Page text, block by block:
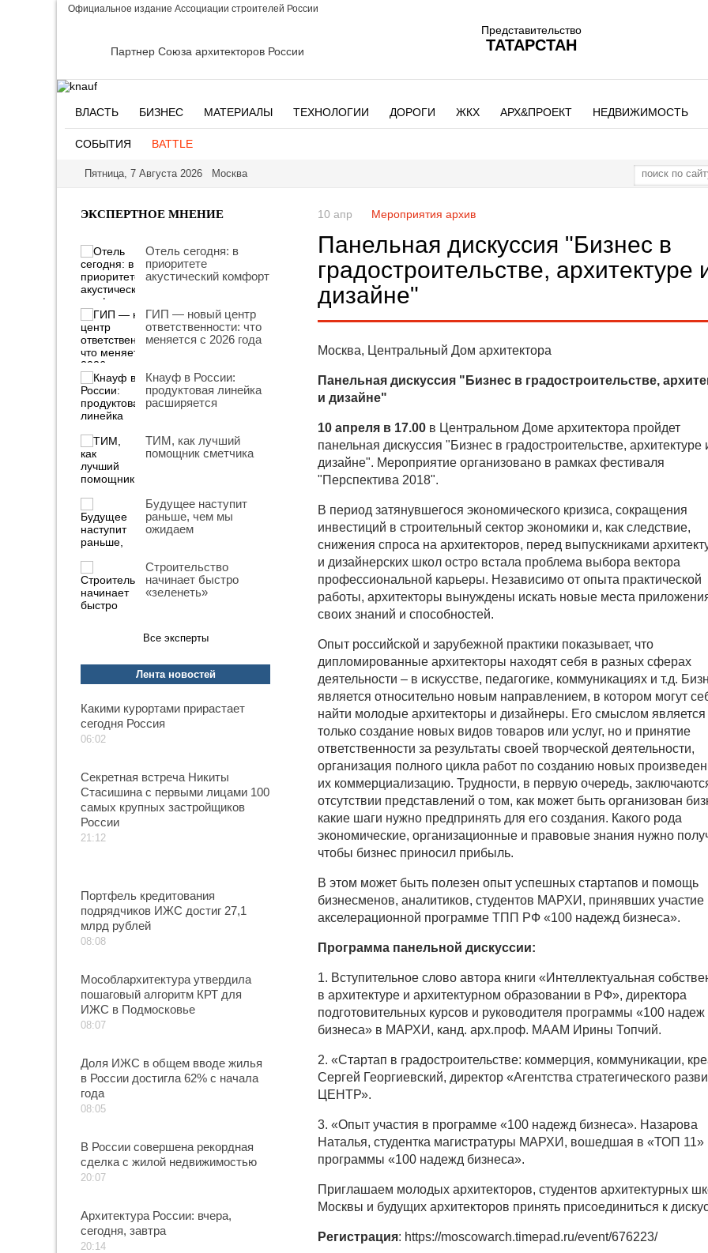
Официальное издание Ассоциации строителей России
Партнер Союза архитекторов России
Представительство
ТАТАРСТАН
ВЛАСТЬ БИЗНЕС МАТЕРИАЛЫ ТЕХНОЛОГИИ ДОРОГИ ЖКХ АРХ&ПРОЕКТ НЕДВИЖИМОСТЬ
СОБЫТИЯ BATTLE
Пятница, 7 Августа 2026 Москва
ЭКСПЕРТНОЕ МНЕНИЕ
Отель сегодня: в
приоритете
акустический комфорт
ГИП — новый центр
ответственности: что
меняется с 2026 года
Кнауф в России:
продуктовая линейка
расширяется
ТИМ, как лучший
помощник сметчика
Будущее наступит
раньше, чем мы
ожидаем
Строительство
начинает быстро
«зеленеть»
Все эксперты
Лента новостей
Какими курортами прирастает
сегодня Россия
06:02
Секретная встреча Никиты
Стасишина с первыми лицами 100
самых крупных застройщиков
России
21:12
Портфель кредитования
подрядчиков ИЖС достиг 27,1
млрд рублей
08:08
Мособлархитектура утвердила
пошаговый алгоритм КРТ для
ИЖС в Подмосковье
08:07
Доля ИЖС в общем вводе жилья
в России достигла 62% с начала
года
08:05
В России совершена рекордная
сделка с жилой недвижимостью
20:07
Архитектура России: вчера,
сегодня, завтра
20:14
10 апр Мероприятия архив
Панельная дискуссия "Бизнес в
градостроительстве, архитектуре
дизайне"
Москва, Центральный Дом архитектора
Панельная дискуссия "Бизнес в градостроительстве,
и дизайне"
10 апреля в 17.00 в Центральном Доме архитектора пройдет
панельная дискуссия "Бизнес в градостроительстве, архитектуре
дизайне". Мероприятие организовано в рамках фестиваля
"Перспектива 2018".
В период затянувшегося экономического кризиса, сокращения
инвестиций в строительный сектор экономики и, как следствие,
снижения спроса на архитекторов, перед выпускниками
и дизайнерских школ остро встала проблема выбора вектора
профессиональной карьеры. Независимо от опыта практической
работы, архитекторы вынуждены искать новые места
своих знаний и способностей.
Опыт российской и зарубежной практики показывает, что
дипломированные архитекторы находят себя в разных сферах
деятельности – в искусстве, педагогике, коммуникациях и т.д.
является относительно новым направлением, в котором могут
найти молодые архитекторы и дизайнеры. Его смыслом является
только создание новых видов товаров или услуг, но и принятие
ответственности за результаты своей творческой деятельности,
организация полного цикла работ по созданию новых
их коммерциализацию. Трудности, в первую очередь,
отсутствии представлений о том, как может быть организован
какие шаги нужно предпринять для его создания. Какого рода
экономические, организационные и правовые знания нужно
чтобы бизнес приносил прибыль.
В этом может быть полезен опыт успешных стартапов и помощь
бизнесменов, аналитиков, студентов МАРХИ, принявших участие
акселерационной программе ТПП РФ «100 надежд бизнеса».
Программа панельной дискуссии:
1. Вступительное слово автора книги «Интеллектуальная
в архитектуре и архитектурном образовании в РФ», директора
подготовительных курсов и руководителя программы «100 надеж
бизнеса» в МАРХИ, канд. арх.проф. МААМ Ирины Топчий.
2. «Стартап в градостроительстве: коммерция, коммуникации,
Сергей Георгиевский, директор «Агентства стратегического
ЦЕНТР».
3. «Опыт участия в программе «100 надежд бизнеса». Назарова
Наталья, студентка магистратуры МАРХИ, вошедшая в «ТОП 11»
программы «100 надежд бизнеса».
Приглашаем молодых архитекторов, студентов архитектурных
Москвы и будущих архитекторов принять присоединиться к
Регистрация: https://moscowarch.timepad.ru/event/676223/